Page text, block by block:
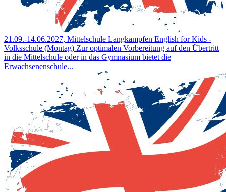
21.09.-14.06.2027, Mittelschule Langkampfen English for Kids -
Volksschule (Montag) Zur optimalen Vorbereitung auf den Übertritt
in die Mittelschule oder in das Gymnasium bietet die
Erwachsenenschule...